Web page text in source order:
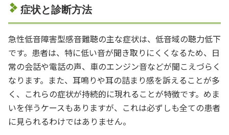
症状と診断方法
急性低音障害型感音難聴の主な症状は、低音域の聴力低下
です。患者は、特に低い音が聞き取りにくくなるため、日
常の会話や電話の声、車のエンジン音などが聞こえづらく
なります。また、耳鳴りや耳の詰まり感を訴えることが多
く、これらの症状が持続的に現れることが特徴です。めま
いを伴うケースもありますが、これは必ずしも全ての患者
に見られるわけではありません。